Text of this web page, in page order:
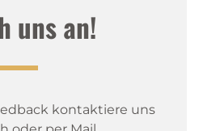
uns an!
kontaktiere uns